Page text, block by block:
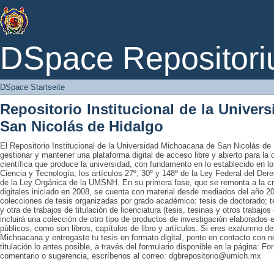
DSpace
DSpace Startseite
DSpace Startseite
Repositorio Institucional de la
San Nicolás de Hidalgo
El Repositorio Institucional de la Universidad Michoacana de San Nicolás
gestionar y mantener una plataforma digital de acceso libre y abierto para la
científica que produce la universidad, con fundamento en lo establecido en
Ciencia y Tecnología; los artículos 27º, 30º y 148º de la Ley Federal del
de la Ley Orgánica de la UMSNH. En su primera fase, que se remonta a la
digitales iniciado en 2008, se cuenta con material desde mediados del año
colecciones de tesis organizadas por grado académico: tesis de doctorado;
y otra de trabajos de titulación de licenciatura (tesis, tesinas y otros
incluirá una colección de otro tipo de productos de investigación elaborados
públicos, como son libros, capítulos de libro y artículos. Si eres exalumno
Michoacana y entregaste tu tesis en formato digital, ponte en contacto con
titulación lo antes posible, a través del formulario disponible en la página:
comentario o sugerencia, escríbenos al correo: dgbrepositorio@umich.mx